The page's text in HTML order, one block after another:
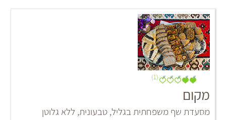
(1)
מקום
מסעדת שף משפחתית בגליל, טבעונית, ללא גלוטן